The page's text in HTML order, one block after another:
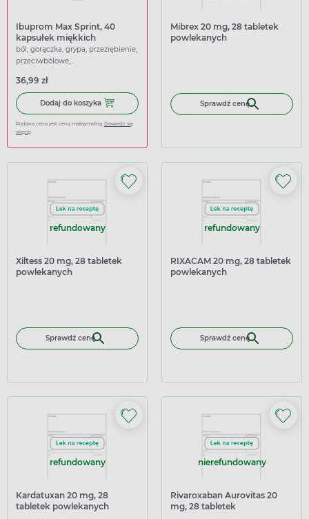
Ibuprom Max Sprint, 40
kapsułek miękkich
ból, gorączka, grypa, przeziębienie,
przeciwbólowe,
36,99 zł
Dodaj do koszyka Dodaj do koszyka Ibuprom Max Sprint, 40 kapsułek
Podana cena jest ceną maksymalną. Dowiedz się
więcej
Mibrex 20 mg, 28 tabletek
powlekanych
Sprawdź cenę
refundowany
Xiltess 20 mg, 28 tabletek
powlekanych
Sprawdź cenę
refundowany
RIXACAM 20 mg, 28 tabletek
powlekanych
Sprawdź cenę
refundowany
Kardatuxan 20 mg, 28
tabletek powlekanych
nierefundowany
Rivaroxaban Aurovitas 20
mg, 28 tabletek